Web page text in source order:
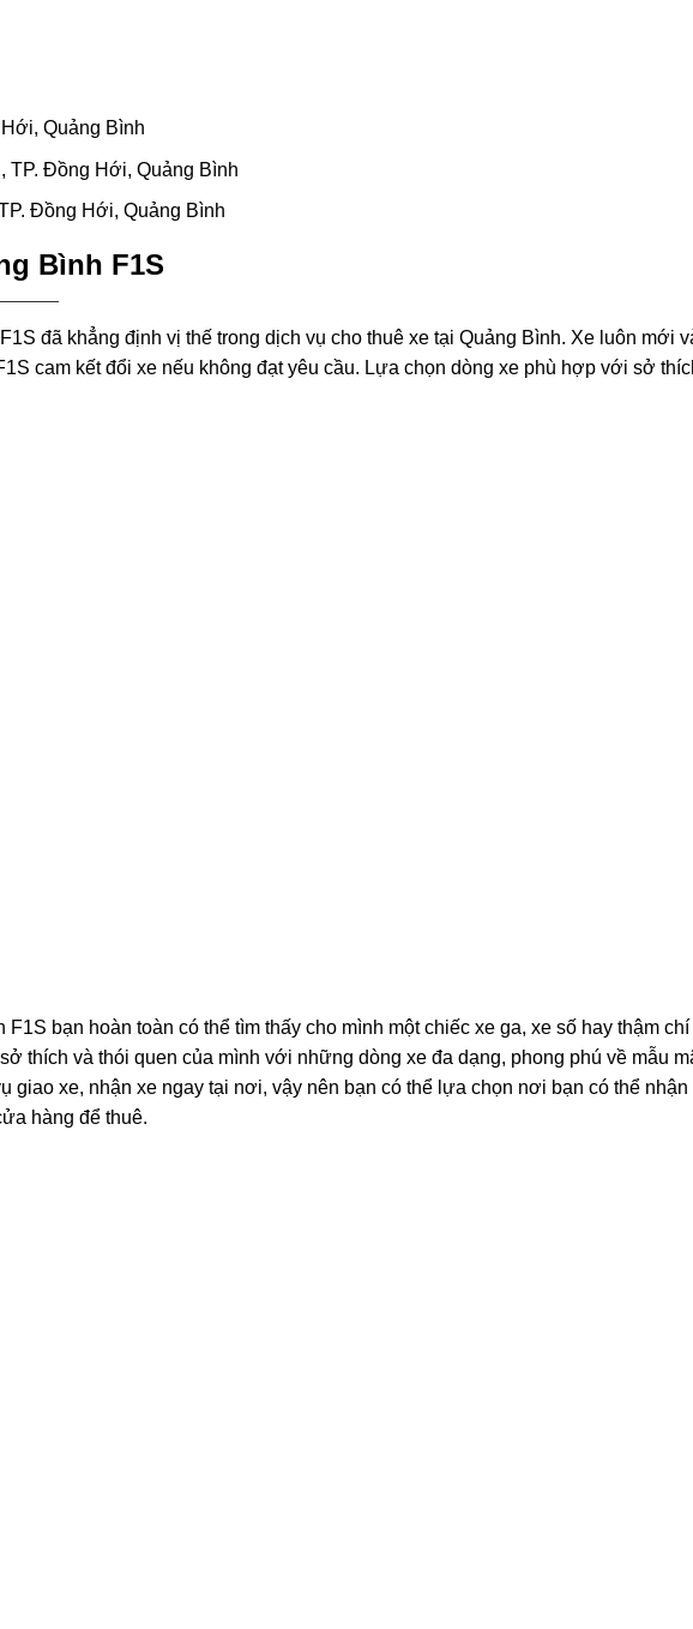
Quảng Bình
TP. Đồng Hới, Quảng Bình
Đồng Hới, Quảng Bình
Bình F1S
đã khẳng định vị thế trong dịch vụ cho thuê xe tại Quảng Bình. Xe luôn mới
cam kết đổi xe nếu không đạt yêu cầu. Lựa chọn dòng xe phù hợp với sở
bạn hoàn toàn có thể tìm thấy cho mình một chiếc xe ga, xe số hay thậm
thích và thói quen của mình với những dòng xe đa dạng, phong phú về mẫu
giao xe, nhận xe ngay tại nơi, vậy nên bạn có thể lựa chọn nơi bạn có thể nhận
hàng để thuê.